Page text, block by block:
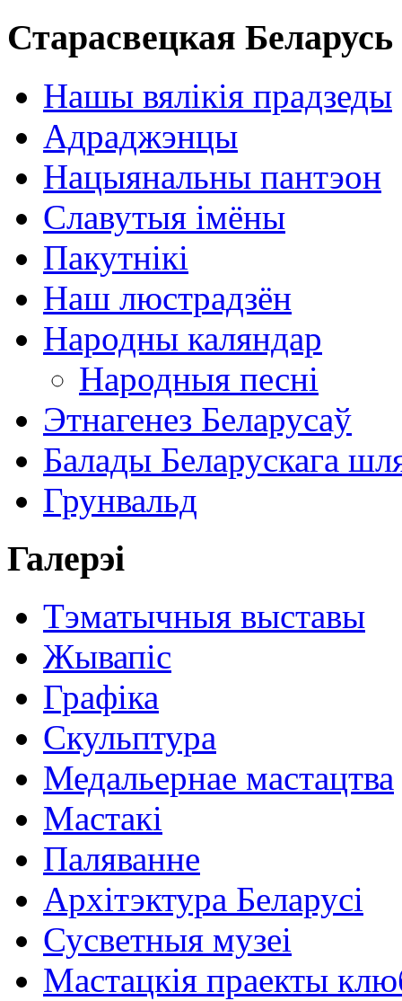
Старасвецкая Беларусь
Нашы вялікія прадзеды
Адраджэнцы
Нацыянальны пантэон
Славутыя імёны
Пакутнікі
Наш люстрадзён
Народны каляндар
Народныя песні
Этнагенез Беларусаў
Балады Беларускага
Грунвальд
Галерэі
Тэматычныя выставы
Жывапіс
Графіка
Скульптура
Медальернае мастацтва
Мастакі
Паляванне
Архітэктура Беларусі
Сусветныя музеі
Мастацкія праекты